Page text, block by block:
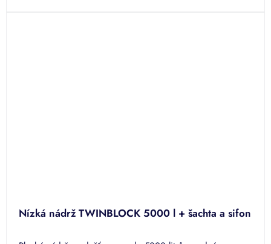
Nízká nádrž TWINBLOCK 5000 l + šachta a sifon